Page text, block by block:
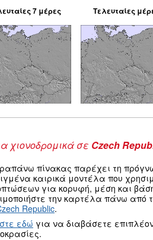
7 μέρες Τελευταίες
χιονοδρομικά σε Czech
πίνακας παρέχει τη
καιρικά μοντέλα που
για κορυφή, μέση και
την καρτέλα πάνω από
Republic.
εδώ για να διαβάσετε